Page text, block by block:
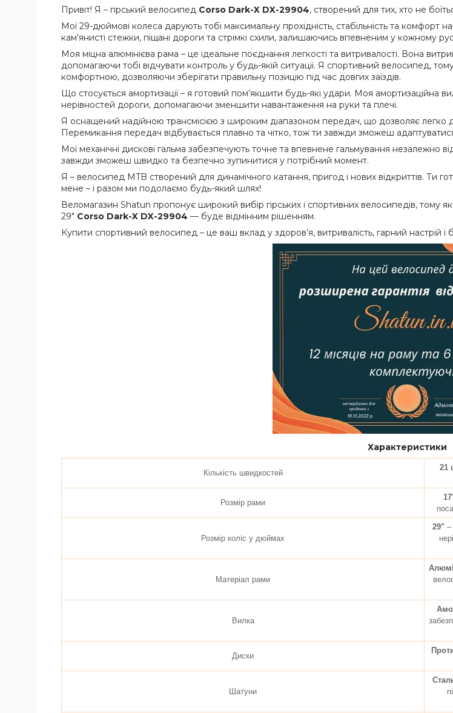
Привіт! Я – гірський велосипед Corso Dark-X DX-29904, створений для тих, хто не
Мої 29-дюймові колеса дарують тобі максимальну прохідність, стабільність та
кам'янисті стежки, піщані дороги та стрімкі схили, залишаючись впевненим у кожному
Моя міцна алюмінієва рама – це ідеальне поєднання легкості та витривалості. Вона
допомагаючи тобі відчувати контроль у будь-якій ситуації. Я спортивний велосипед,
комфортною, дозволяючи зберігати правильну позицію під час довгих заїздів.
Що стосується амортизації – я готовий пом’якшити будь-які удари. Моя амортизаційна
нерівностей дороги, допомагаючи зменшити навантаження на руки та плечі.
Я оснащений надійною трансмісією з широким діапазоном передач, що дозволяє легко
Перемикання передач відбувається плавно та чітко, тож ти завжди зможеш
Мої механічні дискові гальма забезпечують точне та впевнене гальмування незалежно
завжди зможеш швидко та безпечно зупинитися у потрібний момент.
Я – велосипед MTB створений для динамічного катання, пригод і нових відкриттів. Ти
мене – і разом ми подолаємо будь-який шлях!
Веломагазин Shatun пропонує широкий вибір гірських і спортивних велосипедів, тому
29" Corso Dark-X DX-29904 — буде відмінним рішенням.
Купити спортивний велосипед – це ваш вклад у здоров’я, витривалість, гарний настрій і
Характеристики
Кількість швидкостей
21
Розмір рами
Розмір коліс у дюймах
29" –
Матеріал рами
Вилка
Диски
Шатуни